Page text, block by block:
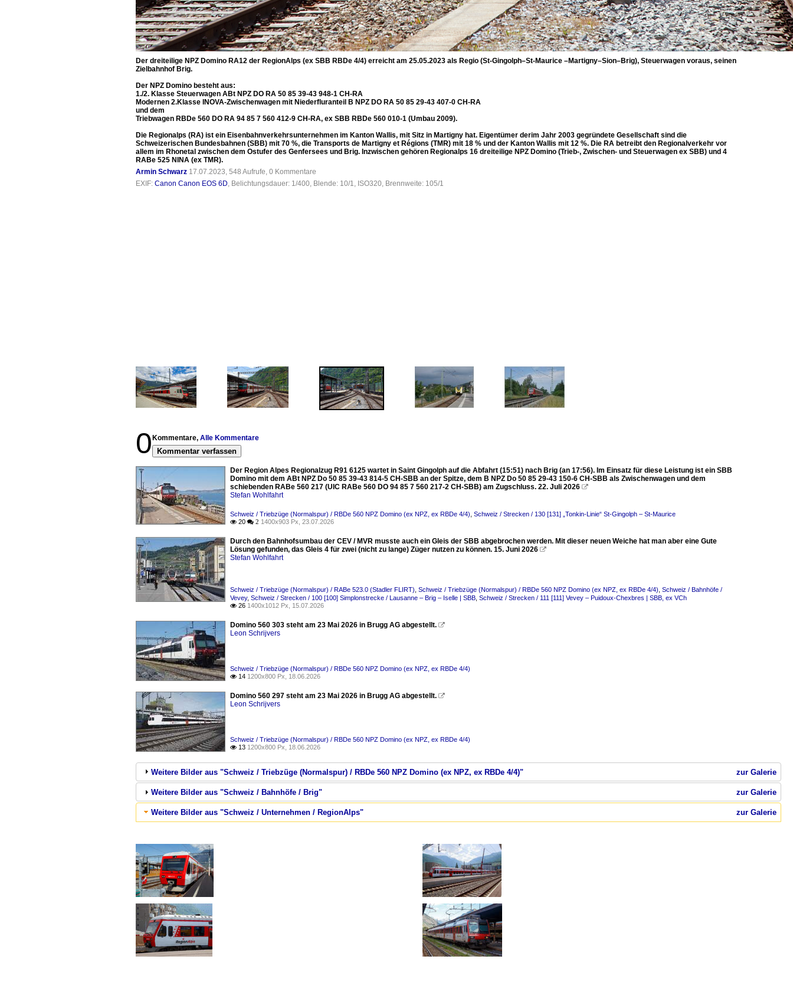
Der dreiteilige NPZ Domino RA12 der RegionAlps (ex SBB RBDe 4/4) erreicht am 25.05.2023 als Regio (St-Gingolph–St-Maurice –Martigny–Sion–Brig), Steuerwagen voraus, seinen
Zielbahnhof Brig.
Der NPZ Domino besteht aus:
1./2. Klasse Steuerwagen ABt NPZ DO RA 50 85 39-43 948-1 CH-RA
Modernen 2.Klasse INOVA-Zwischenwagen mit Niederfluranteil B NPZ DO RA 50 85 29-43 407-0 CH-RA
und dem
Triebwagen RBDe 560 DO RA 94 85 7 560 412-9 CH-RA, ex SBB RBDe 560 010-1 (Umbau 2009).
Die Regionalps (RA) ist ein Eisenbahnverkehrsunternehmen im Kanton Wallis, mit Sitz in Martigny hat. Eigentümer derim Jahr 2003 gegründete Gesellschaft sind die
Schweizerischen Bundesbahnen (SBB) mit 70 %, die Transports de Martigny et Régions (TMR) mit 18 % und der Kanton Wallis mit 12 %. Die RA betreibt den Regionalverkehr vor
allem im Rhonetal zwischen dem Ostufer des Genfersees und Brig. Inzwischen gehören Regionalps 16 dreiteilige NPZ Domino (Trieb-, Zwischen- und Steuerwagen ex SBB) und 4
RABe 525 NINA (ex TMR).
Armin Schwarz 17.07.2023, 548 Aufrufe, 0 Kommentare
EXIF: Canon Canon EOS 6D, Belichtungsdauer: 1/400, Blende: 10/1, ISO320, Brennweite: 105/1
0 Kommentare, Alle Kommentare
Kommentar verfassen
Der Region Alpes Regionalzug R91 6125 wartet in Saint Gingolph auf die Abfahrt (15:51) nach Brig (an 17:56). Im Einsatz für diese Leistung ist ein SBB
Domino mit dem ABt NPZ Do 50 85 39-43 814-5 CH-SBB an der Spitze, dem B NPZ Do 50 85 29-43 150-6 CH-SBB als Zwischenwagen und dem
schiebenden RABe 560 217 (UIC RABe 560 DO 94 85 7 560 217-2 CH-SBB) am Zugschluss. 22. Juli 2026 
Stefan Wohlfahrt
Schweiz / Triebzüge (Normalspur) / RBDe 560 NPZ Domino (ex NPZ, ex RBDe 4/4) Schweiz / Strecken / 130 [131] „Tonkin-Linie“ St-Gingolph – St-Maurice
 20  2 1400x903 Px, 23.07.2026
Durch den Bahnhofsumbau der CEV / MVR musste auch ein Gleis der SBB abgebrochen werden. Mit dieser neuen Weiche hat man aber eine Gute
Lösung gefunden, das Gleis 4 für zwei (nicht zu lange) Züger nutzen zu können. 15. Juni 2026 
Stefan Wohlfahrt
Schweiz / Triebzüge (Normalspur) / RABe 523.0 (Stadler FLIRT) Schweiz / Triebzüge (Normalspur) / RBDe 560 NPZ Domino (ex NPZ, ex RBDe 4/4) Schweiz / Bahnhöfe /
Vevey, Schweiz / Strecken / 100 [100] Simplonstrecke / Lausanne – Brig – Iselle | SBB Schweiz / Strecken / 111 [111] Vevey – Puidoux-Chexbres | SBB, ex VCh
 26 1400x1012 Px, 15.07.2026
Domino 560 303 steht am 23 Mai 2026 in Brugg AG abgestellt. 
Leon Schrijvers
Schweiz / Triebzüge (Normalspur) / RBDe 560 NPZ Domino (ex NPZ, ex RBDe 4/4)
 14 1200x800 Px, 18.06.2026
Domino 560 297 steht am 23 Mai 2026 in Brugg AG abgestellt. 
Leon Schrijvers
Schweiz / Triebzüge (Normalspur) / RBDe 560 NPZ Domino (ex NPZ, ex RBDe 4/4)
 13 1200x800 Px, 18.06.2026
zur Galerie
Weitere Bilder aus "Schweiz / Triebzüge (Normalspur) / RBDe 560 NPZ Domino (ex NPZ, ex RBDe 4/4)"
zur Galerie
Weitere Bilder aus "Schweiz / Bahnhöfe / Brig"
zur Galerie
Weitere Bilder aus "Schweiz / Unternehmen / RegionAlps"